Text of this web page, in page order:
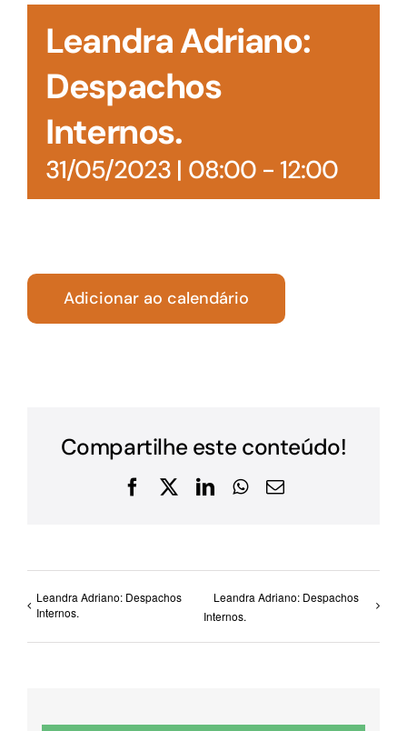
Leandra Adriano:
Despachos
Internos.
31/05/2023 | 08:00- 12:00
Adicionar ao calendário
Compartilhe este conteúdo!
Facebook
X LinkedInWhatsApp
E-
Leandra Adriano: Despachos
Internos.
Leandra Adriano: Despachos
Internos.